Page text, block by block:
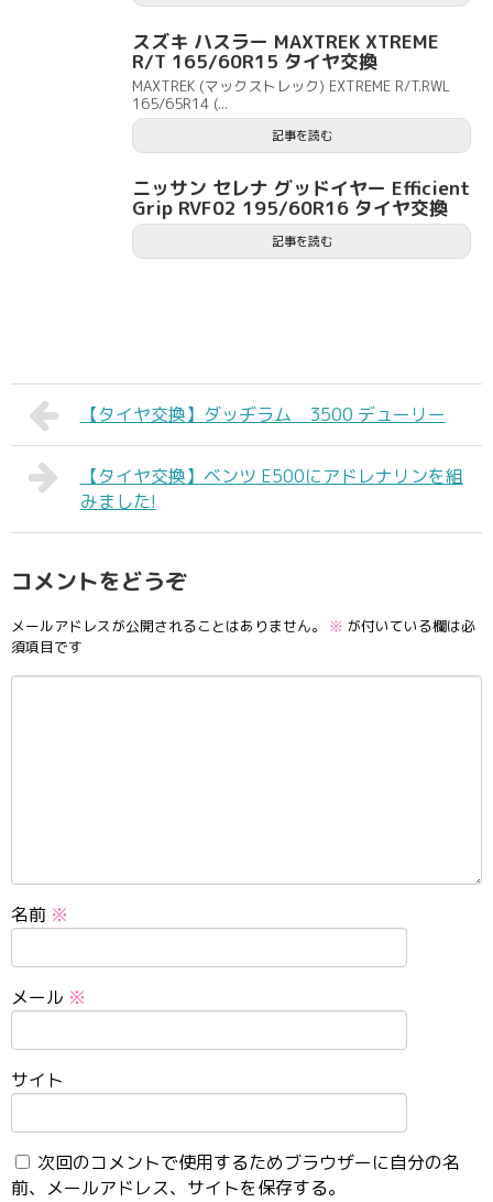
スズキ ハスラー MAXTREK XTREME
R/T 165/60R15 タイヤ交換
MAXTREK (マックストレック) EXTREME R/T.RWL
165/65R14 (...
記事を読む
ニッサン セレナ グッドイヤー Efficient
Grip RVF02 195/60R16 タイヤ交換
記事を読む
【タイヤ交換】ダッヂラム 3500 デューリー
【タイヤ交換】ベンツ E500にアドレナリンを組
みました!
コメントをどうぞ
メールアドレスが公開されることはありません。 ※ が付いている欄は必
須項目です
名前 ※
メール ※
サイト
次回のコメントで使用するためブラウザーに自分の名
前、メールアドレス、サイトを保存する。